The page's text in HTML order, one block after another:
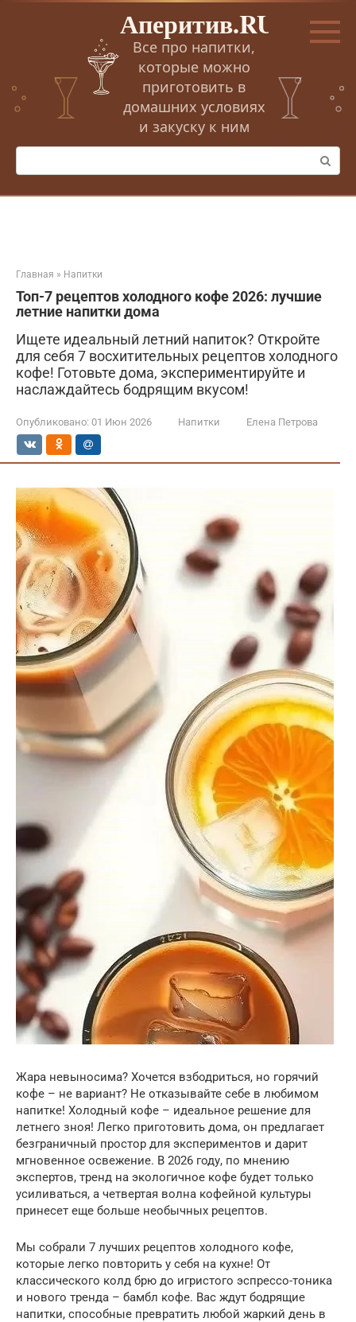
Перейти
Аперитив.RU
Все про напитки,
которые можно
приготовить в
домашних условиях
и закуску к ним
Поиск:
Главная » Напитки
Топ-7 рецептов холодного кофе 2026: лучшие
летние напитки дома
Ищете идеальный летний напиток? Откройте
для себя 7 восхитительных рецептов холодного
кофе! Готовьте дома, экспериментируйте и
наслаждайтесь бодрящим вкусом!
Опубликовано: 01 Июн 2026 Напитки Елена Петрова
Жара невыносима? Хочется взбодриться, но горячий
кофе – не вариант? Не отказывайте себе в любимом
напитке! Холодный кофе – идеальное решение для
летнего зноя! Легко приготовить дома, он предлагает
безграничный простор для экспериментов и дарит
мгновенное освежение. В 2026 году, по мнению
экспертов, тренд на экологичное кофе будет только
усиливаться, а четвертая волна кофейной культуры
принесет еще больше необычных рецептов.
Мы собрали 7 лучших рецептов холодного кофе,
которые легко повторить у себя на кухне! От
классического колд брю до игристого эспрессо-тоника
и нового тренда – бамбл кофе. Вас ждут бодрящие
напитки, способные превратить любой жаркий день в